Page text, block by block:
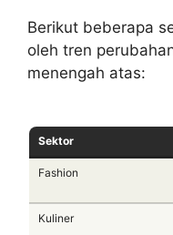
Berikut beberapa
oleh tren
menengah atas:
Sektor
Fashion
Kuliner